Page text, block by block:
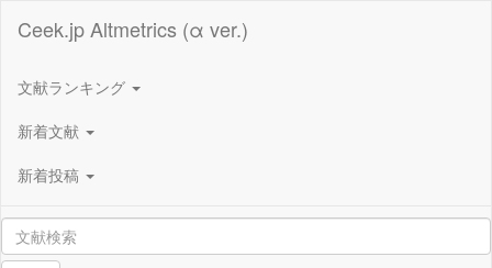
Ceek.jp Altmetrics (α ver.)
文献ランキング
新着文献
新着投稿